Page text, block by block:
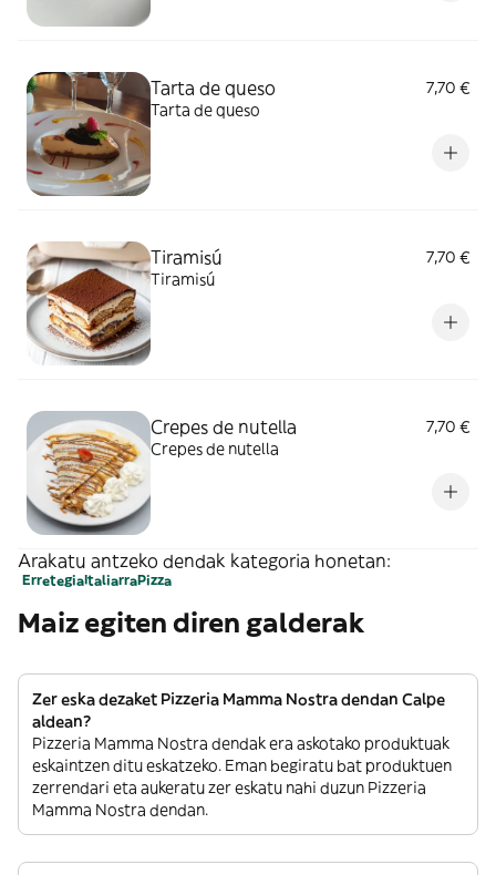
Tarta de queso
7,70 €
Tarta de queso
Tiramisú
7,70 €
Tiramisú
Crepes de nutella
7,70 €
Crepes de nutella
Arakatu antzeko dendak kategoria honetan:
ErretegiaItaliarraPizza
Maiz egiten diren galderak
Zer eska dezaket Pizzeria Mamma Nostra dendan Calpe
aldean?
Pizzeria Mamma Nostra dendak era askotako produktuak
eskaintzen ditu eskatzeko. Eman begiratu bat produktuen
zerrendari eta aukeratu zer eskatu nahi duzun Pizzeria
Mamma Nostra dendan.